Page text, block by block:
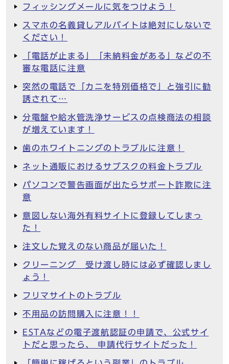
フィッシングメールに気をつけよう！
スマホの名義貸しアルバイトは絶対にしないで
ください！
「電話が止まる」「未納料金がある」などの不
審な電話に注意
突然の電話で「カニを特別価格で」と強引に勧
誘されて…
分電盤や給水管洗浄サービスの点検商法の相談
が増えています！
歯のホワイトニングのトラブルに注意！
ネット通販におけるサブスクの料金トラブル
パソコンで警告画面が出たらサポート詐欺に注
意
意図しない海外有料サイトに登録してしまっ
た！
注文した覚えのない商品が届いた！
クリーニング 受け渡し時には必ず確認しまし
ょう！
フリマサイトのトラブル
不用品の訪問購入に注意！！
ESTAなどの電子渡航認証の申請で、公式サイ
トだと思ったら、 申請代行サイトだった！